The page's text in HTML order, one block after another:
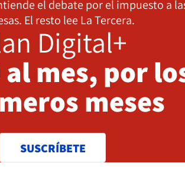
el debate por el impuesto a
El resto lee La Tercera.
Digital+
mes, por
meses
SUSCRÍBETE